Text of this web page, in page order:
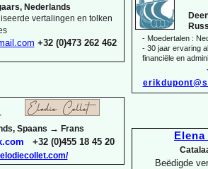
- Moedertalen :
- 30 jaar ervaring
financiële en
Beëdigde
Nederlands
vertalingen en tolken
+32 (0)473 262 462
Spaans → Frans
+32 (0)455 18 45 20